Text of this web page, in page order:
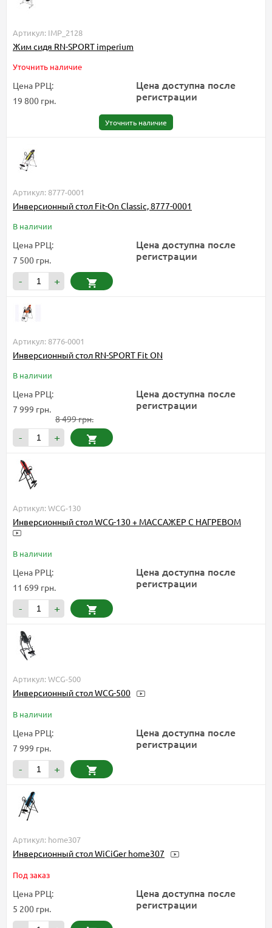
Артикул: IMP_2128
Жим сидя RN-SPORT imperium
Уточнить наличие
Цена РРЦ:
19 800 грн.
Цена доступна после
регистрации
Уточнить наличие
Артикул: 8777-0001
Инверсионный стол Fit-On Classic, 8777-0001
В наличии
Цена РРЦ:
7 500 грн.
Цена доступна после
регистрации
- +
Артикул: 8776-0001
Инверсионный стол RN-SPORT Fit ON
В наличии
Цена РРЦ:
7 999 грн.
8 499 грн.
Цена доступна после
регистрации
- +
Артикул: WCG-130
Инверсионный стол WCG-130 + МАССАЖЕР С НАГРЕВОМ
В наличии
Цена РРЦ:
11 699 грн.
Цена доступна после
регистрации
- +
Артикул: WCG-500
Инверсионный стол WCG-500
В наличии
Цена РРЦ:
7 999 грн.
Цена доступна после
регистрации
- +
Артикул: home307
Инверсионный стол WiCiGer home307
Под заказ
Цена РРЦ:
5 200 грн.
Цена доступна после
регистрации